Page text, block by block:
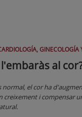
GINECOLOGÍA
al
el cor ha
creixement i compensar